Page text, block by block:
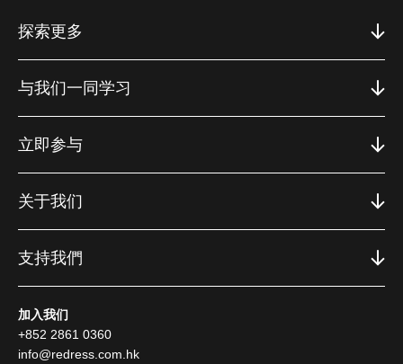
探索更多
与我们一同学习
立即参与
关于我们
支持我們
加入我们
+852 2861 0360
info@redress.com.hk